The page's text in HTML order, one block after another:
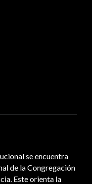
se encuentra
de la Congregación
Este orienta la